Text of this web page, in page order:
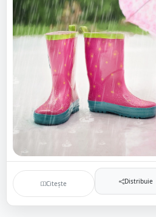
Citește Distribuie